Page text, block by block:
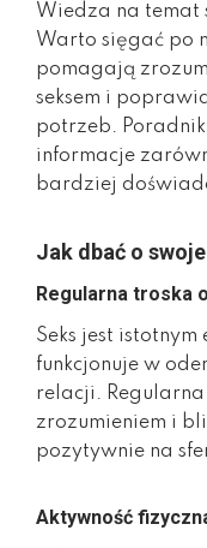
Wiedza na temat
Warto sięgać po
pomagają
seksem i
potrzeb.
informacje
bardziej
Jak dbać o
Regularna troska
Seks jest
funkcjonuje w
relacji.
zrozumieniem i
pozytywnie na
Aktywność